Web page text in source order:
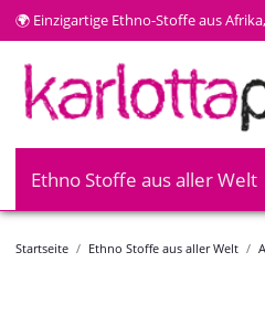
🌍 Einzigartige Ethno-Stoffe aus
Ethno Stoffe aus aller Welt
Startseite Ethno Stoffe aus aller Welt